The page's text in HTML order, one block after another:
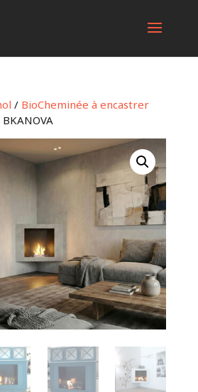
/ BioCheminée à encastrer